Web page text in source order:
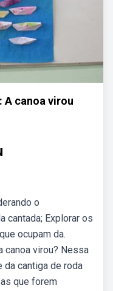
A canoa virou
o
cantada; Explorar os
ocupam da.
canoa virou? Nessa
da cantiga de roda
que forem